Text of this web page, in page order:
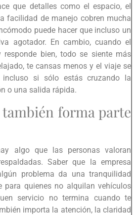
que detalles como el espacio, el
facilidad de manejo cobren mucha
puede hacer que incluso un
agotador. En cambio, cuando el
bien, todo se siente más
te cansas menos y el viaje se
si sólo estás cruzando la
o una salida rápida.
forma parte
algo que las personas valoran
Saber que la empresa
problema da una tranquilidad
para quienes no alquilan vehículos
servicio no termina cuando te
importa la atención, la claridad